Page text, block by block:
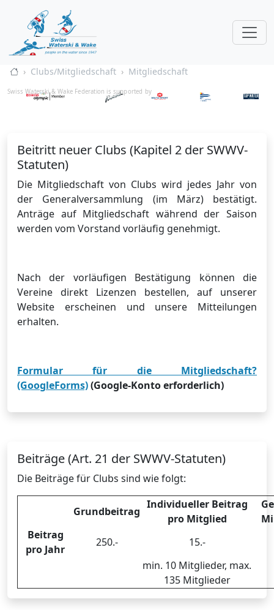
Clubs/Mitgliedschaft Mitgliedschaft
Swiss Waterski & Wake Federation is supported by
Beitritt neuer Clubs (Kapitel 2 der SWWV-
Statuten)
Die Mitgliedschaft von Clubs wird jedes Jahr von
der Generalversammlung (im März) bestätigt.
Anträge auf Mitgliedschaft während der Saison
werden vom Vorstand vorläufig genehmigt.
Nach der vorläufigen Bestätigung können die
Vereine direkt Lizenzen bestellen, auf unserer
Website erscheinen und unsere Mitteilungen
erhalten.
Formular für die Mitgliedschaft?
(GoogleForms)(Google-Konto erforderlich)
Beiträge (Art. 21 der SWWV-Statuten)
Die Beiträge für Clubs sind wie folgt:
Grundbeitrag
Individueller Beitrag
pro Mitglied
Beitrag
pro Jahr
250.-
15.-
min. 10 Mitglieder, max.
135 Mitglieder